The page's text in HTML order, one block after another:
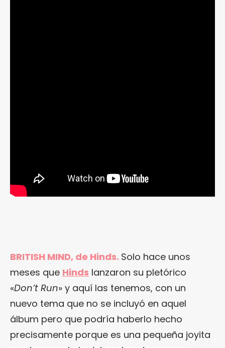
BRITISH MIND, de Hinds. Solo hace unos
meses que Hinds lanzaron su pletórico
«Don’t Run» y aquí las tenemos, con un
nuevo tema que no se incluyó en aquel
álbum pero que podría haberlo hecho
precisamente porque es una pequeña joyita